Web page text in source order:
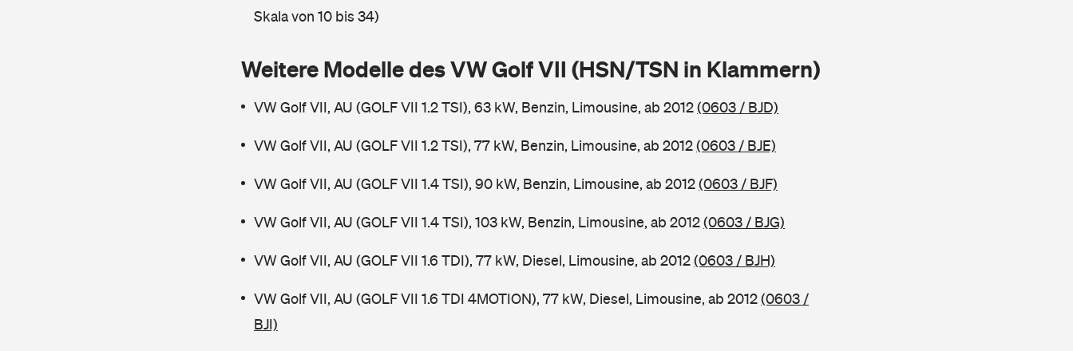
Skala von 10 bis 34)
Weitere Modelle des VW Golf VII (HSN/TSN in Klammern)
VW Golf VII, AU (GOLF VII 1.2 TSI), 63 kW, Benzin, Limousine, ab 2012(0603 / BJD)
VW Golf VII, AU (GOLF VII 1.2 TSI), 77 kW, Benzin, Limousine, ab 2012(0603 / BJE)
VW Golf VII, AU (GOLF VII 1.4 TSI), 90 kW, Benzin, Limousine, ab 2012(0603 / BJF)
VW Golf VII, AU (GOLF VII 1.4 TSI), 103 kW, Benzin, Limousine, ab 2012(0603 / BJG)
VW Golf VII, AU (GOLF VII 1.6 TDI), 77 kW, Diesel, Limousine, ab 2012(0603 / BJH)
VW Golf VII, AU (GOLF VII 1.6 TDI 4MOTION), 77 kW, Diesel, Limousine, ab 2012(0603 /
BJI)